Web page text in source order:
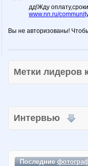
дд!Жду
www.nn.ru/
Вы не авторизованы!
Метки
Интервью
Последние